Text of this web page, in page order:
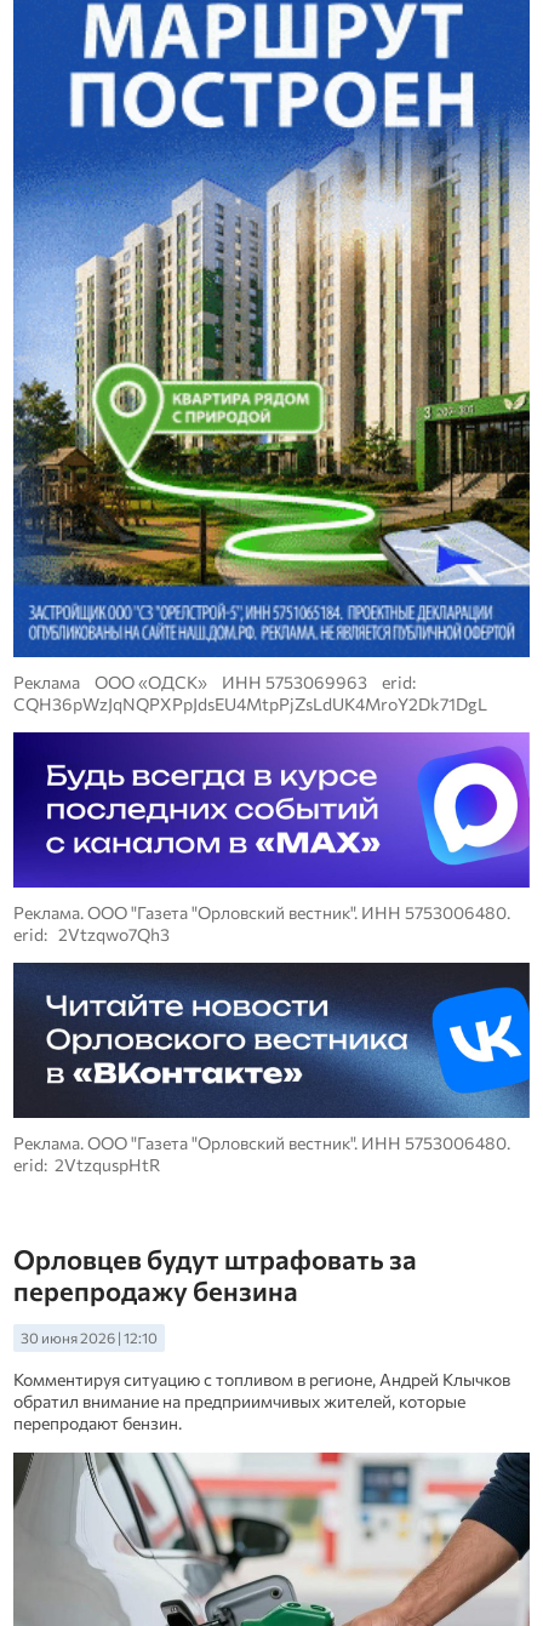
Реклама ООО «ОДСК» ИНН 5753069963 erid:
CQH36pWzJqNQPXPpJdsEU4MtpPjZsLdUK4MroY2Dk71DgL
Реклама. ООО "Газета "Орловский вестник". ИНН 5753006480.
erid: 2Vtzqwo7Qh3
Реклама. ООО "Газета "Орловский вестник". ИНН 5753006480.
erid: 2VtzquspHtR
Орловцев будут штрафовать за
перепродажу бензина
30 июня 2026 | 12:10
Комментируя ситуацию с топливом в регионе, Андрей Клычков
обратил внимание на предприимчивых жителей, которые
перепродают бензин.